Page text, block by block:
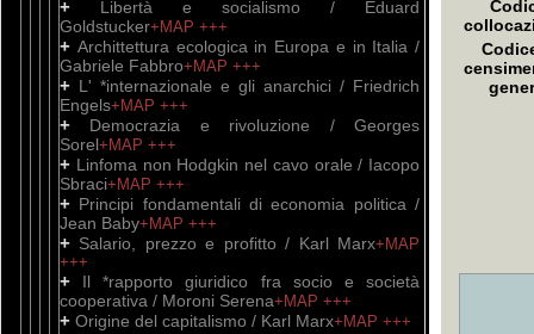
+ Libertà e socialismo / Eduard
Goldstucker+MAP +++
+ Archittettura ecologica in Europa e in Italia /
Gabriele Fabbro+MAP +++
+ L' *internazionale e gli anarchici / Friedrich
Engels+MAP +++
+ Democrazia e rivoluzione / Georges
Sorel+MAP +++
+ Linfoma non Hodgkin nel cavo orale / Iacopo
Sbraci+MAP +++
+ Principi fondamentali di economia politica /
Jean Baby+MAP +++
+ Salario, prezzo e profitto / Karl Marx+MAP
+++
+ Il *rapporto giuridico fra socio e società
cooperativa / Moroni Serena+MAP +++
+ Origine del capitalismo / Karl Marx+MAP +++